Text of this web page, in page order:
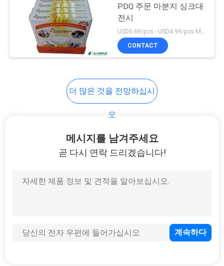
지시 작은 책자
PDQ 주문 마분지 싱크대
전시
USD0.69/pcs - USD4.99/pcs MOQ:100 PC
CONTACT
더 많은 것을 전망하십시
오
메시지를 남겨주세요
곧 다시 연락 드리겠습니다!